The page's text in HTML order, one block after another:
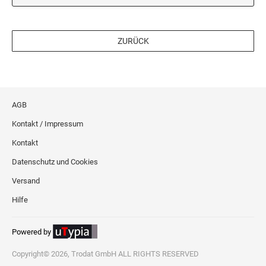
ZURÜCK
AGB
Kontakt / Impressum
Kontakt
Datenschutz und Cookies
Versand
Hilfe
Powered by
Copyright© 2026, Trodat GmbH ALL RIGHTS RESERVED